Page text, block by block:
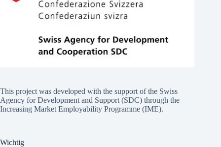
This project was developed with the support of the Swiss
Agency for Development and Support (SDC) through the
Increasing Market Employability Programme (IME).
Wichtig